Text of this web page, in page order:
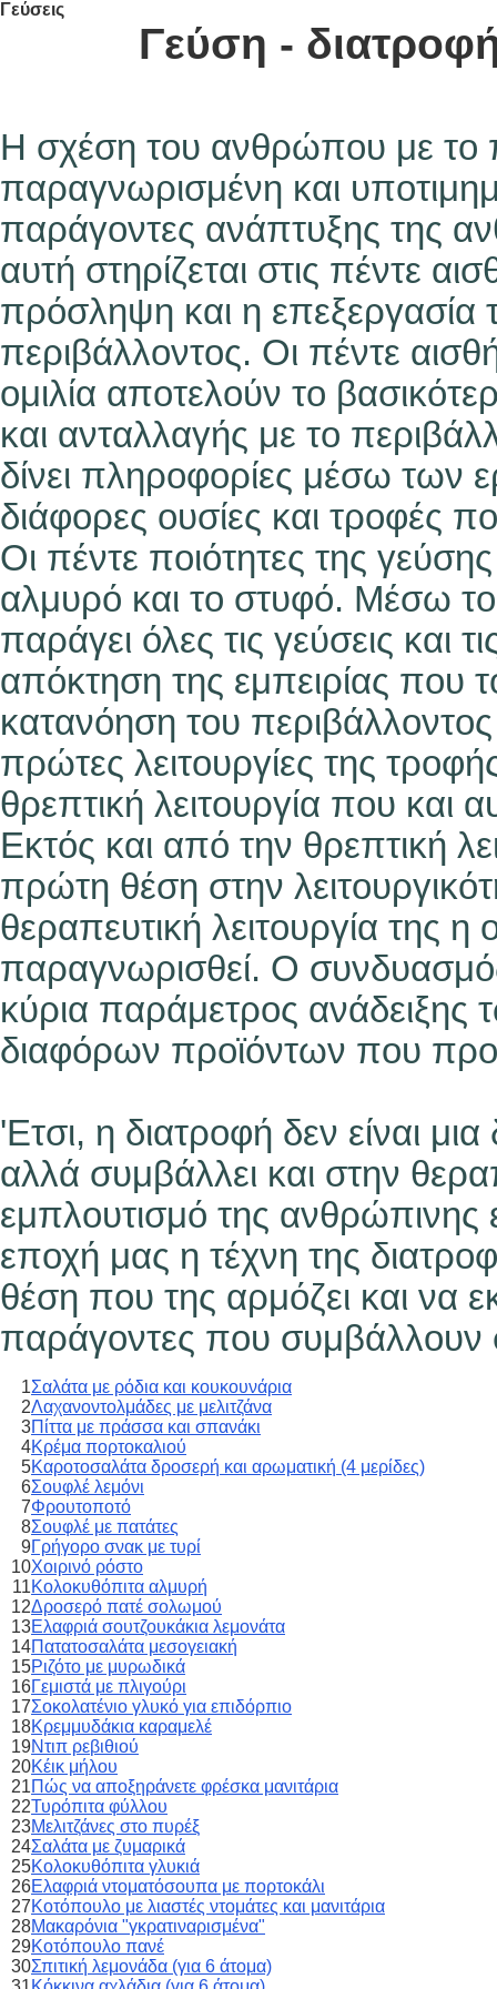
Γεύσεις
Γεύση -
Η σχέση του ανθρώπου με το
παραγνωρισμένη και
παράγοντες ανάπτυξης της
αυτή στηρίζεται στις πέντε
πρόσληψη και η επεξεργασία
περιβάλλοντος. Οι πέντε
ομιλία αποτελούν το
και ανταλλαγής με το
δίνει πληροφορίες μέσω των
διάφορες ουσίες και τροφές
Οι πέντε ποιότητες της
αλμυρό και το στυφό. Μέσω
παράγει όλες τις γεύσεις και
απόκτηση της εμπειρίας που
κατανόηση του
πρώτες λειτουργίες της
θρεπτική λειτουργία που και
Εκτός και από την θρεπτική
πρώτη θέση στην
θεραπευτική λειτουργία της η
παραγνωρισθεί. Ο
κύρια παράμετρος ανάδειξης
διαφόρων προϊόντων που
'Eτσι, η διατροφή δεν είναι
αλλά συμβάλλει και στην
εμπλουτισμό της ανθρώπινης
εποχή μας η τέχνη της
θέση που της αρμόζει και να
παράγοντες που συμβάλλουν
1Σαλάτα με ρόδια και κουκουνάρια
2Λαχανοντολμάδες με μελιτζάνα
3Πίττα με πράσσα και σπανάκι
4Κρέμα πορτοκαλιού
5Καροτοσαλάτα δροσερή και αρωματική (4 μερίδες)
6Σουφλέ λεμόνι
7Φρουτοποτό
8Σουφλέ με πατάτες
9Γρήγορο σνακ με τυρί
10Χοιρινό ρόστο
11Κολοκυθόπιτα αλμυρή
12Δροσερό πατέ σολωμού
13Ελαφριά σουτζουκάκια λεμονάτα
14Πατατοσαλάτα μεσογειακή
15Ριζότο με μυρωδικά
16Γεμιστά με πλιγούρι
17Σοκολατένιο γλυκό για επιδόρπιο
18Κρεμμυδάκια καραμελέ
19Ντιπ ρεβιθιού
20Κέικ μήλου
21Πώς να αποξηράνετε φρέσκα μανιτάρια
22Τυρόπιτα φύλλου
23Μελιτζάνες στο πυρέξ
24Σαλάτα με ζυμαρικά
25Κολοκυθόπιτα γλυκιά
26Ελαφριά ντοματόσουπα με πορτοκάλι
27Κοτόπουλο με λιαστές ντομάτες και μανιτάρια
28Μακαρόνια "γκρατιναρισμένα"
29Κοτόπουλο πανέ
30Σπιτική λεμονάδα (για 6 άτομα)